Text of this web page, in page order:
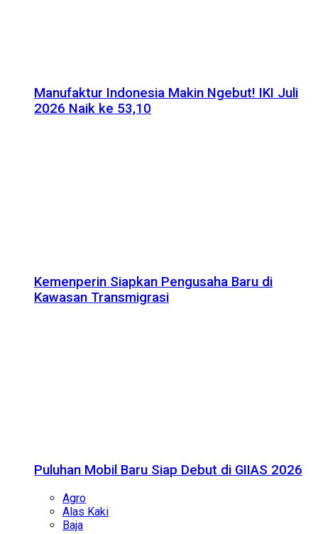
Manufaktur Indonesia Makin Ngebut! IKI Juli
2026 Naik ke 53,10
Kemenperin Siapkan Pengusaha Baru di
Kawasan Transmigrasi
Puluhan Mobil Baru Siap Debut di GIIAS 2026
Agro
Alas Kaki
Baja